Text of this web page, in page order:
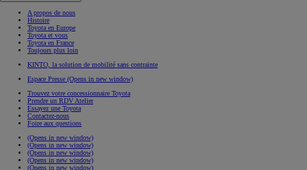
A propos de nous
Histoire
Toyota en Europe
Toyota et vous
Toyota en France
Toujours plus loin
KINTO, la solution de mobilité sans contrainte
Espace Presse (Opens in new window)
Trouvez votre concessionnaire Toyota
Prendre un RDV Atelier
Essayez une Toyota
Contactez-nous
Foire aux questions
(Opens in new window)
(Opens in new window)
(Opens in new window)
(Opens in new window)
(Opens in new window)